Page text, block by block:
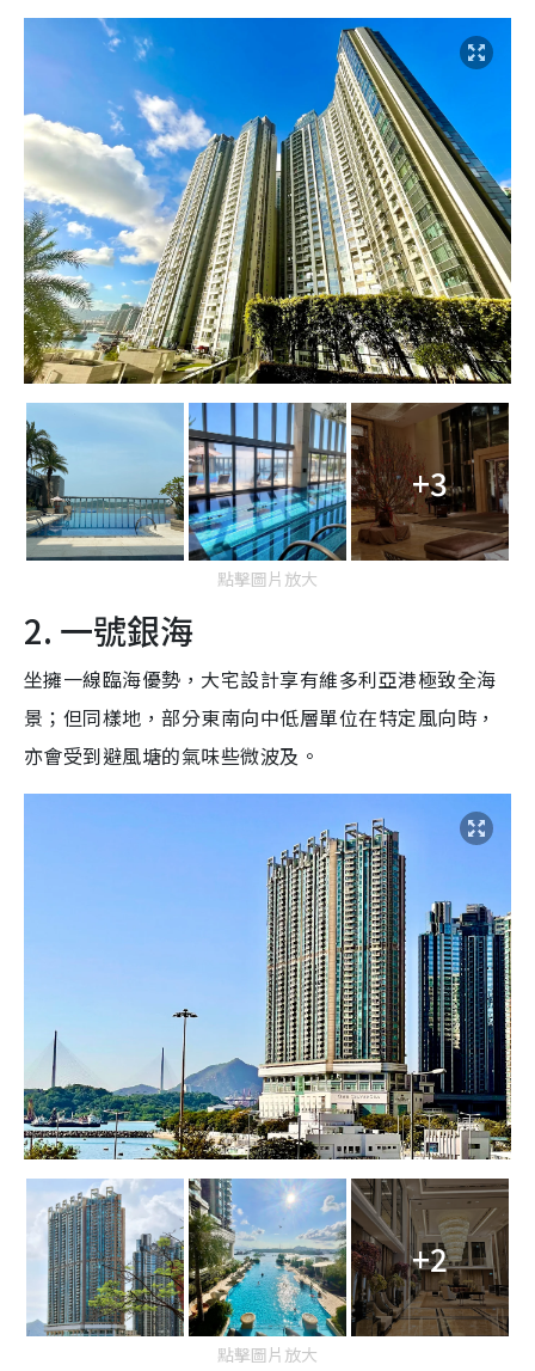
+3
點擊圖片放大
2. 一號銀海
坐擁一線臨海優勢，大宅設計享有維多利亞港極致全海
景；但同樣地，部分東南向中低層單位在特定風向時，
亦會受到避風塘的氣味些微波及。
+2
點擊圖片放大